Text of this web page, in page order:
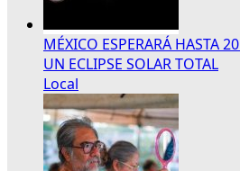
MÉXICO ESPERARÁ HASTA
UN ECLIPSE SOLAR TOTAL
Local